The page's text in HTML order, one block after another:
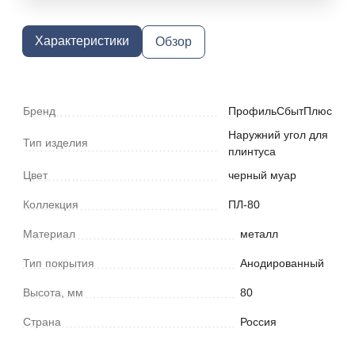
Характеристики Обзор
Бренд ПрофильСбытПлюс
Тип изделия
Наружний угол для
плинтуса
Цвет
черный муар
Коллекция ПЛ-80
Материал металл
Тип покрытия Анодированный
Высота, мм 80
Страна Россия